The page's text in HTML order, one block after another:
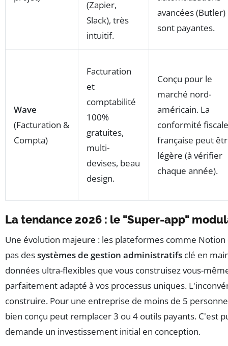
(Zapier,
Slack), très
intuitif.
avancées (Butler)
sont payantes.
Wave
(Facturation &
Compta)
Facturation
et
comptabilité
100%
gratuites,
multi-
devises, beau
design.
Conçu pour le
marché nord-
américain. La
conformité fiscale
française peut
légère (à vérifier
chaque année).
La tendance 2026 : le "Super-app"
Une évolution majeure : les plateformes comme Notion
pas dessystèmes de gestion administratifs clé en
données ultra-flexibles que vous construisez vous-
parfaitement adapté à vos processus uniques.
construire. Pour une entreprise de moins de 5
bien conçu peut remplacer 3 ou 4 outils payants. C'est
demande un investissement initial en conception.